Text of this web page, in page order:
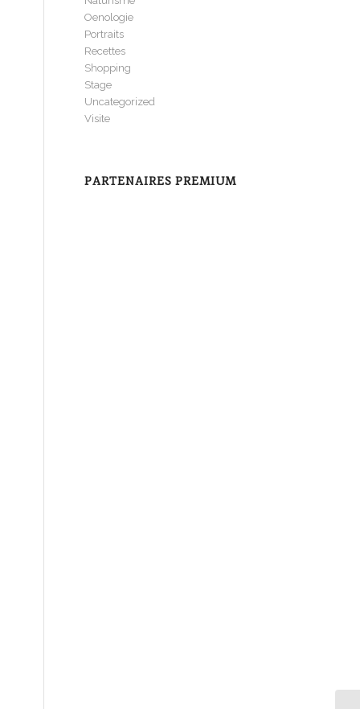
Oenologie
Portraits
Recettes
Shopping
Stage
Uncategorized
Visite
PARTENAIRES PREMIUM